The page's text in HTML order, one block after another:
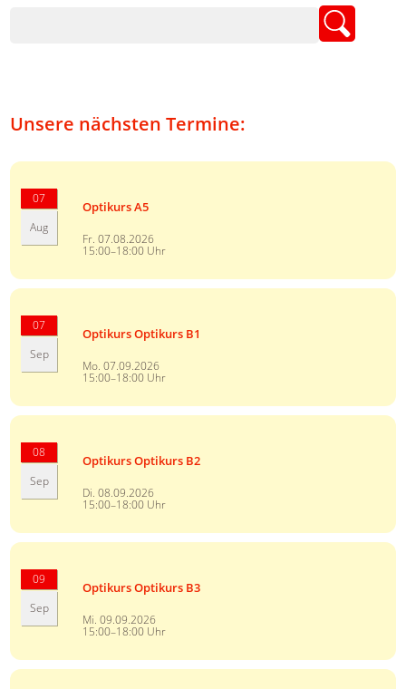
Unsere nächsten Termine:
07
Aug
Optikurs A5
Fr. 07.08.2026
15:00–18:00 Uhr
07
Sep
Optikurs Optikurs B1
Mo. 07.09.2026
15:00–18:00 Uhr
08
Sep
Optikurs Optikurs B2
Di. 08.09.2026
15:00–18:00 Uhr
09
Sep
Optikurs Optikurs B3
Mi. 09.09.2026
15:00–18:00 Uhr